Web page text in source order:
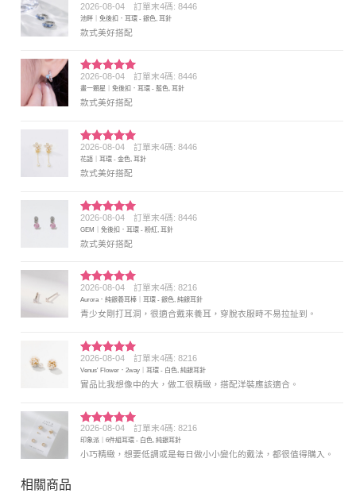
評分5滿
分 5
2026-08-04 訂單末4碼: 8446
池畔｜免後扣．耳環 - 銀色, 耳針
款式美好搭配
評分5 滿
分 5
2026-08-04 訂單末4碼: 8446
畫一顆星｜免後扣．耳環 - 藍色, 耳針
款式美好搭配
評分5 滿
分 5
2026-08-04 訂單末4碼: 8446
花語｜耳環 - 金色, 耳針
款式美好搭配
評分5滿
分 5
2026-08-04 訂單末4碼: 8446
GEM｜免後扣．耳環 - 粉紅, 耳針
款式美好搭配
評分5 滿
分 5
2026-08-04 訂單末4碼: 8216
Aurora．純銀養耳棒｜耳環 - 銀色, 純銀耳針
青少女剛打耳洞，很適合戴來養耳，穿脫衣服時不易拉扯到。
評分5 滿
分 5
2026-08-04 訂單末4碼: 8216
Venus' Flower．2way｜耳環 - 白色, 純銀耳針
實品比我想像中的大，做工很精緻，搭配洋裝應該適合。
評分5 滿
分 5
2026-08-04 訂單末4碼: 8216
印象派｜6件組耳環 - 白色, 純銀耳針
小巧精緻，想要低調或是每日做小小變化的戴法，都很值得購入。
相關商品